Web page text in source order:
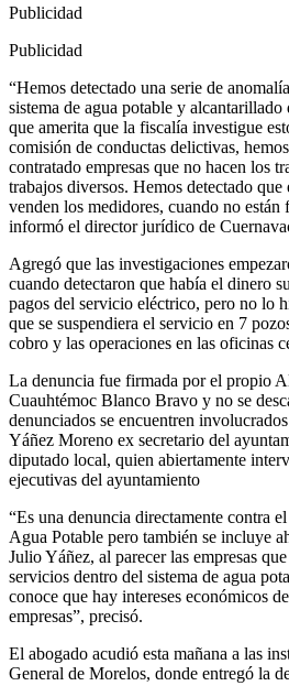
Publicidad
Publicidad
“Hemos detectado una serie de
sistema de agua potable y
que amerita que la fiscalía investigue
comisión de conductas delictivas,
contratado empresas que no hacen los
trabajos diversos. Hemos detectado que
venden los medidores, cuando no están
informó el director jurídico de
Agregó que las investigaciones
cuando detectaron que había el dinero
pagos del servicio eléctrico, pero no lo
que se suspendiera el servicio en 7
cobro y las operaciones en las oficinas
La denuncia fue firmada por el propio
Cuauhtémoc Blanco Bravo y no se
denunciados se encuentren
Yáñez Moreno ex secretario del
diputado local, quien abiertamente
ejecutivas del ayuntamiento
“Es una denuncia directamente contra
Agua Potable pero también se incluye
Julio Yáñez, al parecer las empresas
servicios dentro del sistema de agua
conoce que hay intereses económicos
empresas”, precisó.
El abogado acudió esta mañana a las
General de Morelos, donde entregó la